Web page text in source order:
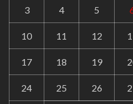
3 4 5
10 11 12
17 18 19
24 25 26